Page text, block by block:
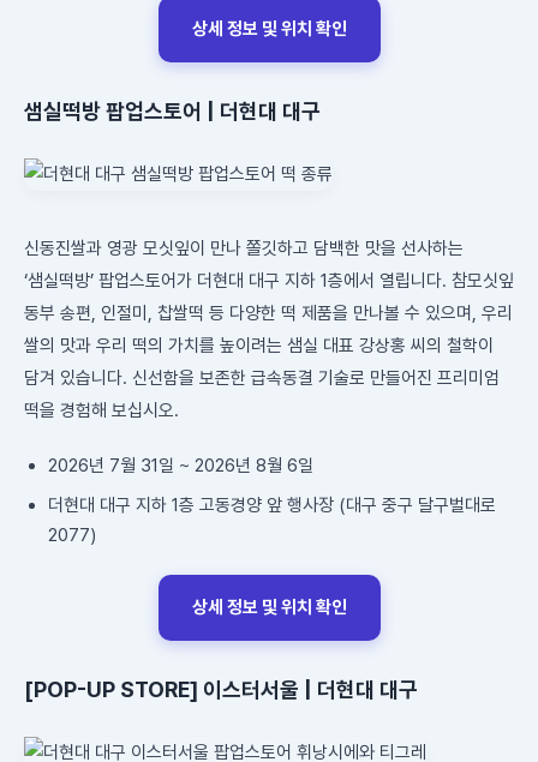
상세 정보 및 위치 확인
샘실떡방 팝업스토어 | 더현대 대구
신동진쌀과 영광 모싯잎이 만나 쫄깃하고 담백한 맛을 선사하는
‘샘실떡방’ 팝업스토어가 더현대 대구 지하 1층에서 열립니다. 참모싯잎
동부 송편, 인절미, 찹쌀떡 등 다양한 떡 제품을 만나볼 수 있으며, 우리
쌀의 맛과 우리 떡의 가치를 높이려는 샘실 대표 강상홍 씨의 철학이
담겨 있습니다. 신선함을 보존한 급속동결 기술로 만들어진 프리미엄
떡을 경험해 보십시오.
2026년 7월 31일 ~ 2026년 8월 6일
더현대 대구 지하 1층 고동경양 앞 행사장 (대구 중구 달구벌대로
2077)
상세 정보 및 위치 확인
[POP-UP STORE] 이스터서울 | 더현대 대구